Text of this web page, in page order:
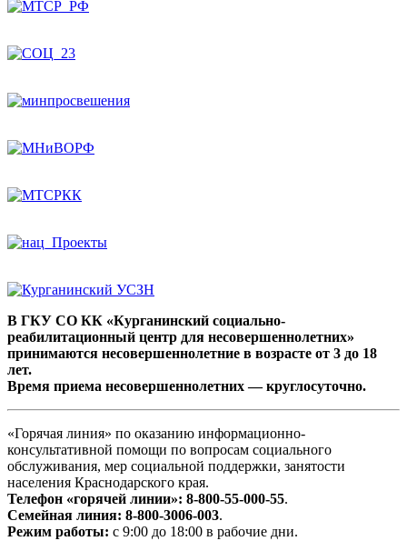
В ГКУ СО КК «Курганинский социально-
реабилитационный центр для несовершеннолетних»
принимаются несовершеннолетние в возрасте от 3 до 18
лет.
Время приема несовершеннолетних — круглосуточно.
«Горячая линия» по оказанию информационно-
консультативной помощи по вопросам социального
обслуживания, мер социальной поддержки, занятости
населения Краснодарского края.
Телефон «горячей линии»: 8-800-55-000-55.
Семейная линия: 8-800-3006-003.
Режим работы: с 9:00 до 18:00 в рабочие дни.